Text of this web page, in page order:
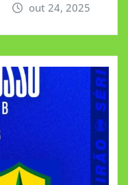
out 24, 2025